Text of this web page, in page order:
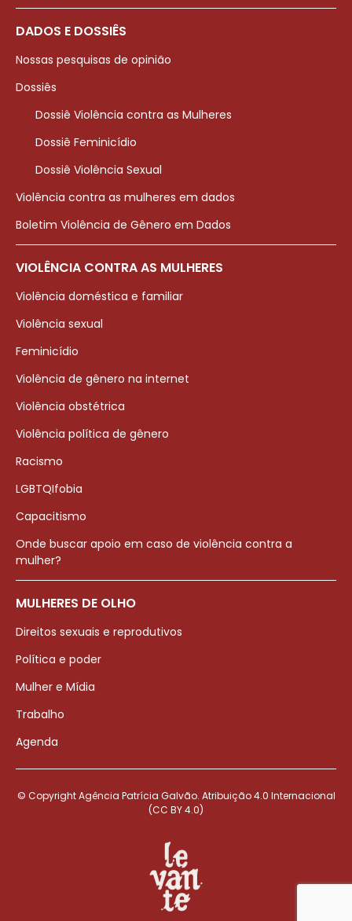
DADOS E DOSSIÊS
Nossas pesquisas de opinião
Dossiês
Dossiê Violência contra as Mulheres
Dossiê Feminicídio
Dossiê Violência Sexual
Violência contra as mulheres em dados
Boletim Violência de Gênero em Dados
VIOLÊNCIA CONTRA AS MULHERES
Violência doméstica e familiar
Violência sexual
Feminicídio
Violência de gênero na internet
Violência obstétrica
Violência política de gênero
Racismo
LGBTQIfobia
Capacitismo
Onde buscar apoio em caso de violência contra a
mulher?
MULHERES DE OLHO
Direitos sexuais e reprodutivos
Política e poder
Mulher e Mídia
Trabalho
Agenda
© Copyright Agência Patrícia Galvão. Atribuição 4.0 Internacional
(CC BY 4.0)